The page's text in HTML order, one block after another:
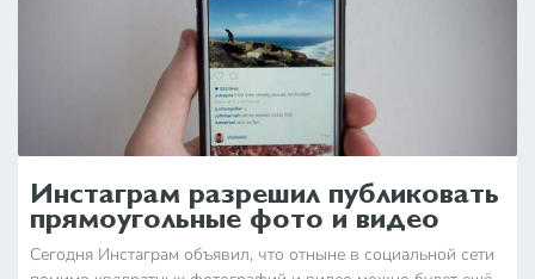
Инстаграм разрешил публиковать
прямоугольные фото и видео
Сегодня Инстаграм объявил, что отныне в социальной сети